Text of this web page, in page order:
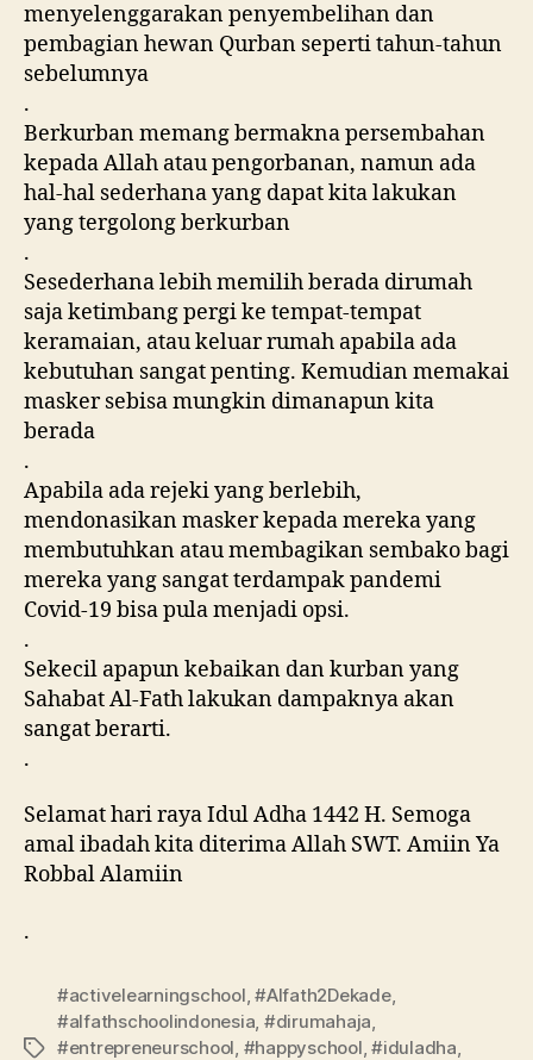
menyelenggarakan penyembelihan dan
pembagian hewan Qurban seperti tahun-tahun
sebelumnya
.
Berkurban memang bermakna persembahan
kepada Allah atau pengorbanan, namun ada
hal-hal sederhana yang dapat kita lakukan
yang tergolong berkurban
.
Sesederhana lebih memilih berada dirumah
saja ketimbang pergi ke tempat-tempat
keramaian, atau keluar rumah apabila ada
kebutuhan sangat penting. Kemudian memakai
masker sebisa mungkin dimanapun kita
berada
.
Apabila ada rejeki yang berlebih,
mendonasikan masker kepada mereka yang
membutuhkan atau membagikan sembako bagi
mereka yang sangat terdampak pandemi
Covid-19 bisa pula menjadi opsi.
.
Sekecil apapun kebaikan dan kurban yang
Sahabat Al-Fath lakukan dampaknya akan
sangat berarti.
.
Selamat hari raya Idul Adha 1442 H. Semoga
amal ibadah kita diterima Allah SWT. Amiin Ya
Robbal Alamiin
.
#activelearningschool ,#Alfath2Dekade,
#alfathschoolindonesia #dirumahaja
#entrepreneurschool #happyschool ,#iduladha